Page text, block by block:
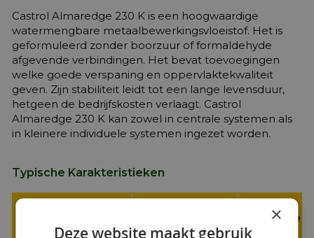
Castrol Almaredge 230 K is een hoogwaardige
watermengbare metaalbewerkingsvloeistof. Het is
geformuleerd zonder boorzuur of formaldehyde
afgevende verbindingen. Het bevat toevoegingen
welke goede verspaning en oppervlaktekwaliteit
geven. Zijn stabiliteit leidt tot een lange levensduur,
hetgeen de bedrijfskosten verlaagt. Castrol
Almaredge 230 K kan zowel in centrale systemen als
in kleinere individuele systemen ingezet worden.
Typische Karakteristieken
CASTROL
Almaredge
230 K
×
Deze website maakt gebruik